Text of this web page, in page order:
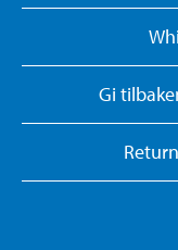
Gi